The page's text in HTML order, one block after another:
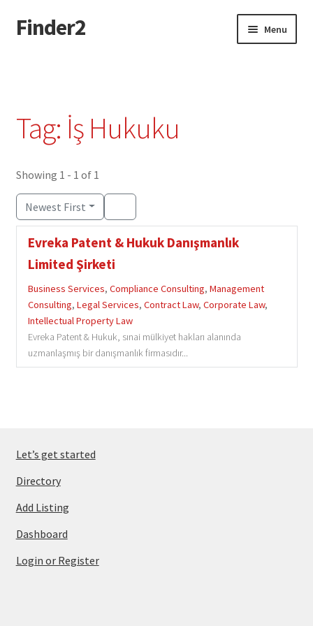
Skip
to
Skip
to
Finder2 Menu
Privacy Policy
Tag: İş Hukuku
Showing 1 - 1 of 1
Newest First
Evreka Patent & Hukuk Danışmanlık
Limited Şirketi
Business Services, Compliance Consulting, Management
Consulting, Legal Services, Contract Law, Corporate Law,
Intellectual Property Law
Evreka Patent & Hukuk, sınai mülkiyet hakları alanında
uzmanlaşmış bir danışmanlık firmasıdır...
Let’s get started
Directory
Add Listing
Dashboard
Login or Register